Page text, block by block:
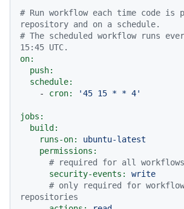
# Run workflow each time code is
repository and on a schedule.
# The scheduled workflow runs
15:45 UTC.
on:
push:
schedule:
-
cron: '45 15 * * 4'
jobs:
build:
runs-on:
ubuntu-latest
permissions:
# required for all workflows
security-events:
write
# only required for
repositories